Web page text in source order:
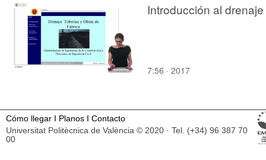
Introducción al drenaje
7:56 · 2017
Cómo llegar I Planos I Contacto
Universitat Politècnica de València © 2020 · Tel. (+34) 96 387 70
00